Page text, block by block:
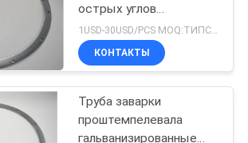
извлечения
97
острых углов
проштемпелеванная
соединением для
клапана водяной помпы
трубопровода низкого
давления
1USD-30USD/PCS MOQ:ТИПСЫ
КОНТАКТЫ
Труба заварки
проштемпелевала
гальванизированные